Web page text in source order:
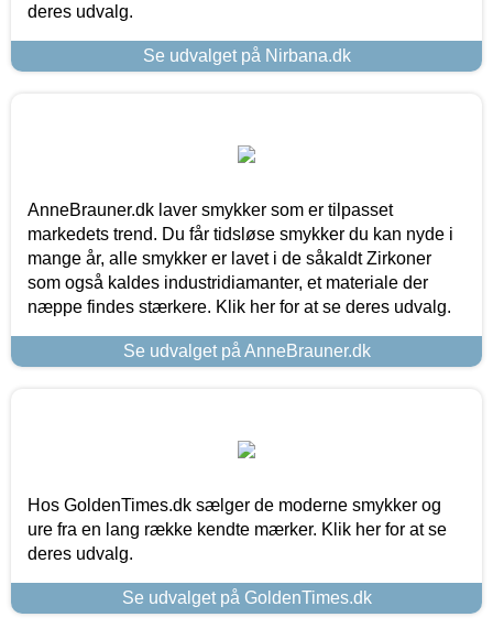
deres udvalg.
Se udvalget på Nirbana.dk
AnneBrauner.dk laver smykker som er tilpasset
markedets trend. Du får tidsløse smykker du kan nyde i
mange år, alle smykker er lavet i de såkaldt Zirkoner
som også kaldes industridiamanter, et materiale der
næppe findes stærkere. Klik her for at se deres udvalg.
Se udvalget på AnneBrauner.dk
Hos GoldenTimes.dk sælger de moderne smykker og
ure fra en lang række kendte mærker. Klik her for at se
deres udvalg.
Se udvalget på GoldenTimes.dk